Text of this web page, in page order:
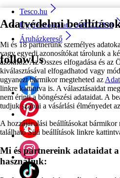
Adatvédelmi
Mi és 18 partnerünk személyes
vagy egyedi azonosítókat tárolunk a
azokhoz. Az Összes elfogadása és az
kiválasztásával elfogadhatod vagy
ugyanezt bármikor megteheted az
linkre kattintva is. A választásaidat
nem érinti a böngészési adataidat. A
tudjuk szabni a vásárlási élményedet
A hozzájárulási beállításokat bármikor
található Süti beállítások linkre
Mi és partnereink adataidat
használjuk:
Tesco.hu
Ügyfélszolgálat - 0680222333
Áruházkereső
followUs